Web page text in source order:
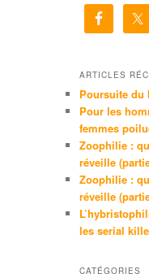
h
ARTICLES
Poursuite du
Pour les
femmes
Zoophilie :
réveille
Zoophilie :
réveille
les serial
CATÉGORIES